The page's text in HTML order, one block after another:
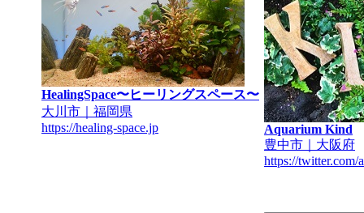
HealingSpace〜ヒーリングスペース〜
大川市｜福岡県
https://healing-space.jp
Aquarium Kind
豊中市｜大阪府
https://twitter.com/